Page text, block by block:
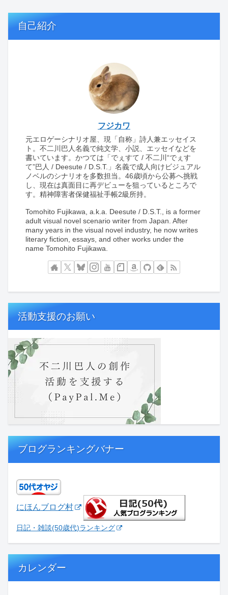
自己紹介
フジカワ
元エロゲーシナリオ屋、現「自称」詩人兼エッセイス
ト。不二川巴人名義で純文学、小説、エッセイなどを
書いています。かつては「でぇすて / 不二川“でぇす
て”巴人 / Deesute / D.S.T.」名義で成人向けビジュアル
ノベルのシナリオを多数担当。46歳頃から公募へ挑戦
し、現在は真面目に再デビューを狙っているところで
す。精神障害者保健福祉手帳2級所持。
Tomohito Fujikawa, a.k.a. Deesute / D.S.T., is a former
adult visual novel scenario writer from Japan. After
many years in the visual novel industry, he now writes
literary fiction, essays, and other works under the
name Tomohito Fujikawa.
活動支援のお願い
ブログランキングバナー
にほんブログ村
日記・雑談(50歳代)ランキング
カレンダー